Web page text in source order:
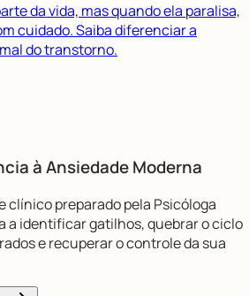
da vida, mas quando ela paralisa,
cuidado. Saiba diferenciar a
do transtorno.
àAnsiedade Moderna
clínico preparado pela Psicóloga
a identificar gatilhos, quebrar o ciclo
e recuperar o controle da sua